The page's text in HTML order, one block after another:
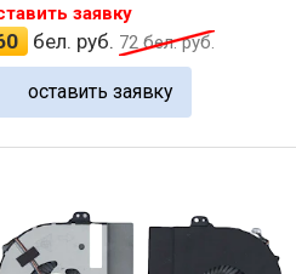
заявку
бел. руб. 72бел. руб.
оставить заявку